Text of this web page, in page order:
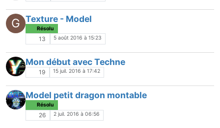
G Texture - Model
Résolu
13 5 août 2016 à 15:23
Mon début avec Techne
19 15 juil. 2016 à 17:42
Model petit dragon montable
Résolu
26 2 juil. 2016 à 06:56